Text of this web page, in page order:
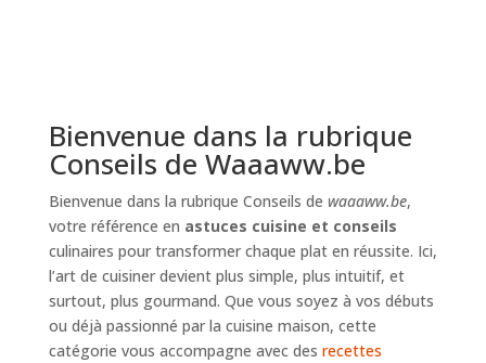
Bienvenue dans la rubrique
Conseils de Waaaww.be
Bienvenue dans la rubrique Conseils de waaaww.be,
votre référence en astuces cuisine et conseils
culinaires pour transformer chaque plat en réussite. Ici,
l’art de cuisiner devient plus simple, plus intuitif, et
surtout, plus gourmand. Que vous soyez à vos débuts
ou déjà passionné par la cuisine maison, cette
catégorie vous accompagne avec des recettes